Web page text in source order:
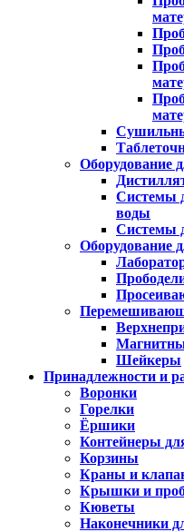
Оборудование
Системы
воды
Системы
Оборудование
Шейкеры
Принадлежности и
Воронки
Горелки
Ёршики
Контейнеры
Корзины
Краны и
Крышки и
Кюветы
Наконечники